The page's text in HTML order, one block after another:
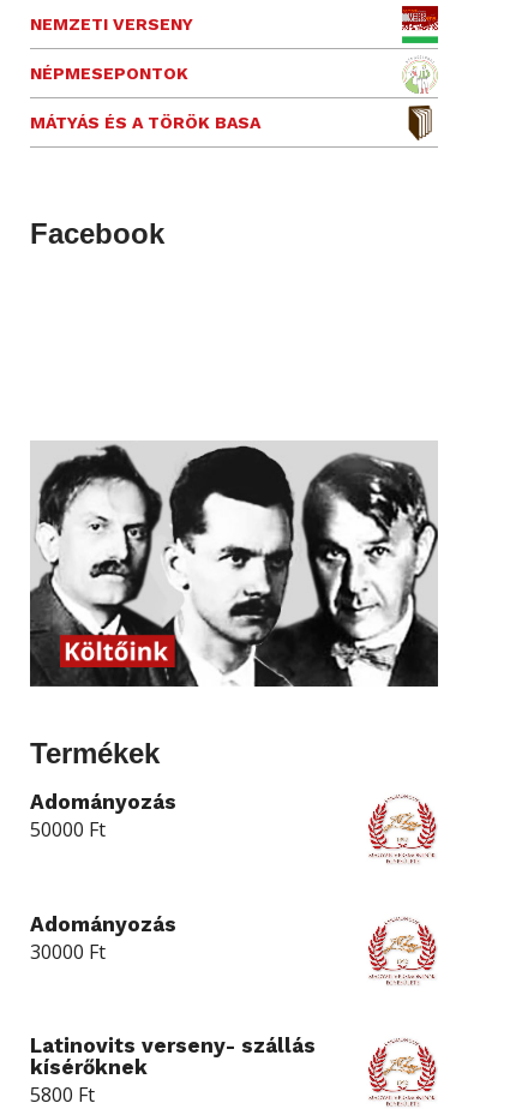
NEMZETI VERSENY
NÉPMESEPONTOK
MÁTYÁS ÉS A TÖRÖK BASA
Facebook
Termékek
Adományozás
50000 Ft
Adományozás
30000 Ft
Latinovits verseny- szállás
kísérőknek
5800 Ft